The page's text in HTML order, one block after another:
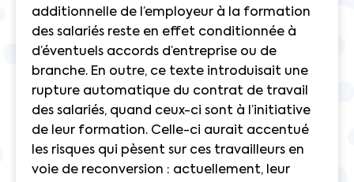
additionnelle de l’employeur à la formation
des salariés reste en effet conditionnée à
d’éventuels accords d’entreprise ou de
branche. En outre, ce texte introduisait une
rupture automatique du contrat de travail
des salariés, quand ceux-ci sont à l’initiative
de leur formation. Celle-ci aurait accentué
les risques qui pèsent sur ces travailleurs en
voie de reconversion : actuellement, leur